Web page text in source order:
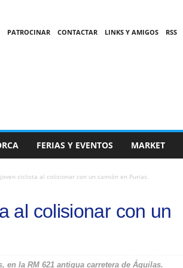
PATROCINAR CONTACTAR LINKS Y AMIGOS RSS
FERIAS Y EVENTOS MARKET
ciclista al colisionar con un camión en Purias.
al colisionar con un
la RM 621 antigua carretera de Águilas.